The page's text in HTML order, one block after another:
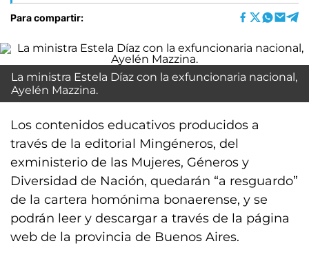
Para compartir:
La ministra Estela Díaz con la exfuncionaria nacional,
Ayelén Mazzina.
Los contenidos educativos producidos a
través de la editorial Mingéneros, del
exministerio de las Mujeres, Géneros y
Diversidad de Nación, quedarán “a resguardo”
de la cartera homónima bonaerense, y se
podrán leer y descargar a través de la página
web de la provincia de Buenos Aires.